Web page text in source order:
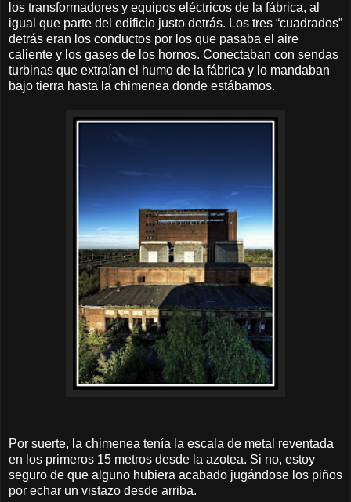
los transformadores y equipos eléctricos de la fábrica, al
igual que parte del edificio justo detrás. Los tres “cuadrados”
detrás eran los conductos por los que pasaba el aire
caliente y los gases de los hornos. Conectaban con sendas
turbinas que extraían el humo de la fábrica y lo mandaban
bajo tierra hasta la chimenea donde estábamos.
Por suerte, la chimenea tenía la escala de metal reventada
en los primeros 15 metros desde la azotea. Si no, estoy
seguro de que alguno hubiera acabado jugándose los piños
por echar un vistazo desde arriba.